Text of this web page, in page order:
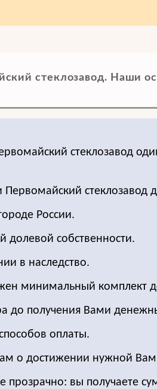
стеклозавод. Наши
стеклозавод
Первомайский
России.
собственности.
в наследство.
минимальный комплект
до получения Вами
оплаты.
о достижении нужной
прозрачно: вы получаете